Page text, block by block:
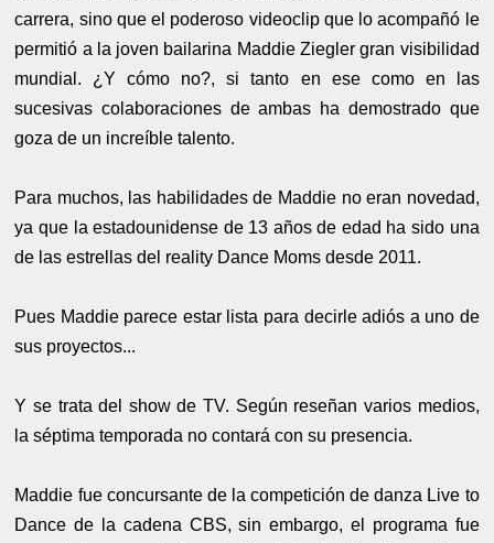
carrera, sino que el poderoso videoclip que lo acompañó le
permitió a la joven bailarina Maddie Ziegler gran visibilidad
mundial. ¿Y cómo no?, si tanto en ese como en las
sucesivas colaboraciones de ambas ha demostrado que
goza de un increíble talento.
Para muchos, las habilidades de Maddie no eran novedad,
ya que la estadounidense de 13 años de edad ha sido una
de las estrellas del reality Dance Moms desde 2011.
Pues Maddie parece estar lista para decirle adiós a uno de
sus proyectos...
Y se trata del show de TV. Según reseñan varios medios,
la séptima temporada no contará con su presencia.
Maddie fue concursante de la competición de danza Live to
Dance de la cadena CBS, sin embargo, el programa fue